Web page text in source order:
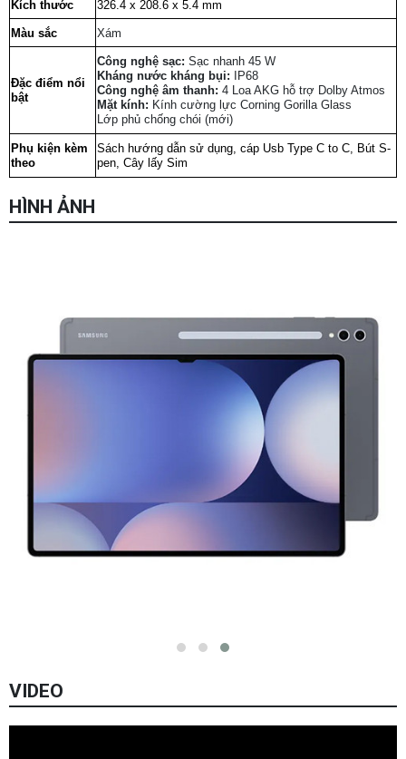
Kích thước 326.4 x 208.6 x 5.4 mm
Màu sắc Xám
Đặc điểm nổi
bật
Công nghệ sạc: Sạc nhanh 45 W
Kháng nước kháng bụi: IP68
Công nghệ âm thanh: 4 Loa AKG hỗ trợ Dolby Atmos
Mặt kính: Kính cường lực Corning Gorilla Glass
Lớp phủ chống chói (mới)
Phụ kiện kèm
theo
Sách hướng dẫn sử dụng, cáp Usb Type C to C, Bút S-
pen, Cây lấy Sim
HÌNH ẢNH
VIDEO